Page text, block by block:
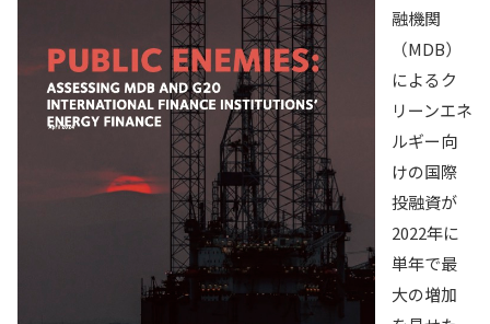
融機関
（MDB）
によるク
リーンエネ
ルギー向
けの国際
投融資が
2022年に
単年で最
大の増加